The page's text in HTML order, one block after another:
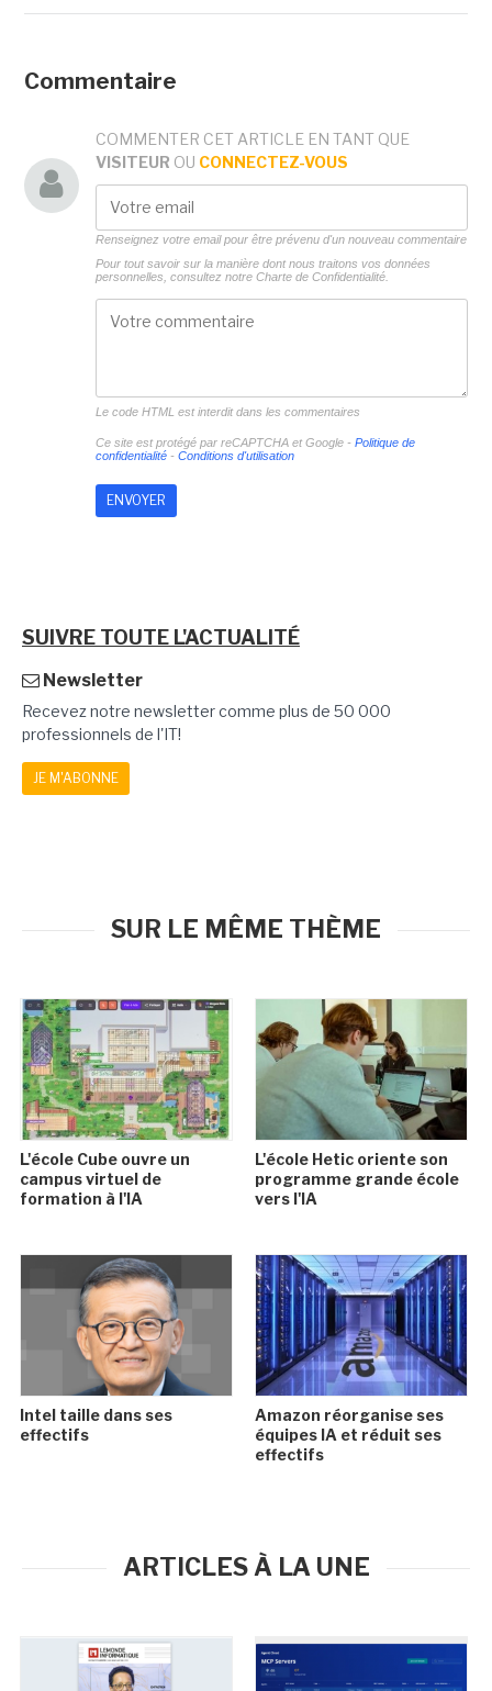
Commentaire
COMMENTER CET ARTICLE EN TANT QUE
VISITEUR OU CONNECTEZ-VOUS
Renseignez votre email pour être prévenu d'un nouveau commentaire
Pour tout savoir sur la manière dont nous traitons vos données
personnelles, consultez notre Charte de Confidentialité.
Le code HTML est interdit dans les commentaires
Ce site est protégé par reCAPTCHA et Google - Politique de
confidentialité- Conditions d'utilisation
SUIVRE TOUTE L'ACTUALITÉ
Newsletter
Recevez notre newsletter comme plus de 50 000
professionnels de l'IT!
JE M'ABONNE
SUR LE MÊME THÈME
L'école Cube ouvre un
campus virtuel de
formation à l'IA
L'école Hetic oriente son
programme grande école
vers l'IA
Intel taille dans ses
effectifs
Amazon réorganise ses
équipes IA et réduit ses
effectifs
ARTICLES À LA UNE